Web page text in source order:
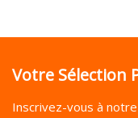
Votre Sélection
Inscrivez-vous à